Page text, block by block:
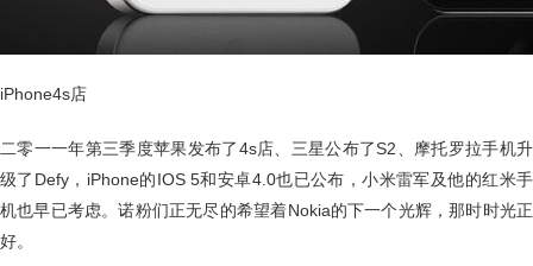
iPhone4s店
二零一一年第三季度苹果发布了4s店、三星公布了S2、摩托罗拉手机升
级了Defy，iPhone的IOS 5和安卓4.0也已公布，小米雷军及他的红米手
机也早已考虑。诺粉们正无尽的希望着Nokia的下一个光辉，那时时光正
好。